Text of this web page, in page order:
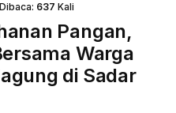
Dibaca: 637 Kali
Pangan,
Warga
di Sadar